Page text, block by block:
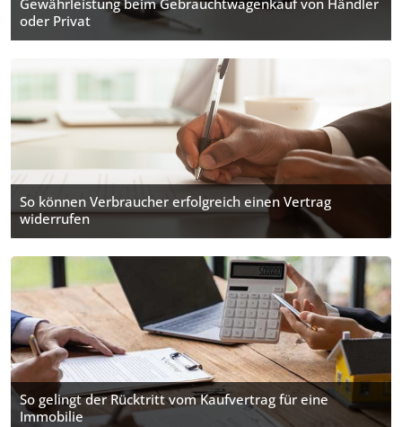
Gewährleistung beim Gebrauchtwagen­kauf von Händler
oder Privat
So können Verbraucher erfolgreich einen Vertrag
widerrufen
So gelingt der Rücktritt vom Kaufvertrag für eine
Immobilie